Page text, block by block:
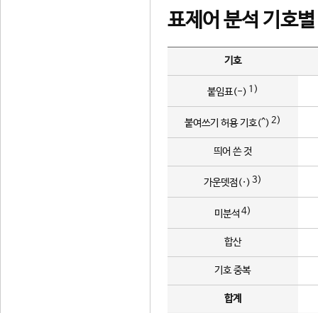
표제어 분석 기호
기호
붙임표(-) 1)
붙여쓰기 허용 기호(^) 2)
띄어 쓴 것
가운뎃점(·) 3)
미분석 4)
합산
기호 중복
합계